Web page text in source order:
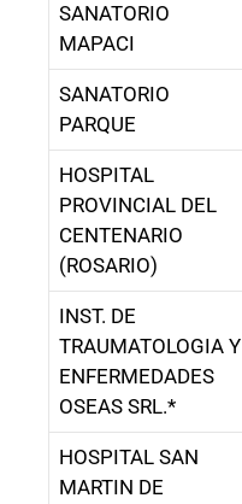
SANATORIO
MAPACI
SANATORIO
PARQUE
HOSPITAL
PROVINCIAL DEL
CENTENARIO
(ROSARIO)
INST. DE
TRAUMATOLOGIA Y
ENFERMEDADES
OSEAS SRL.*
HOSPITAL SAN
MARTIN DE